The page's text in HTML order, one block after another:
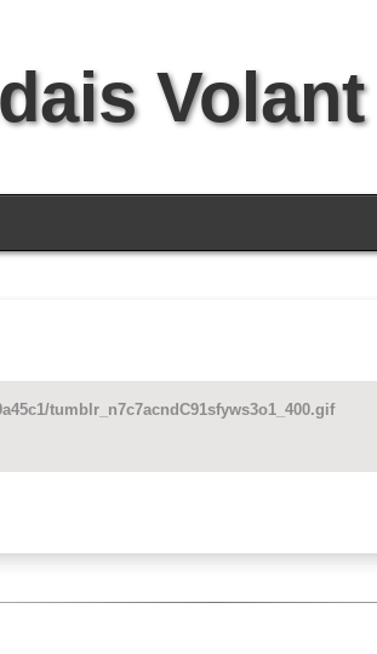
Volant
tumblr_n7c7acndC91sfyws3o1_400.gif